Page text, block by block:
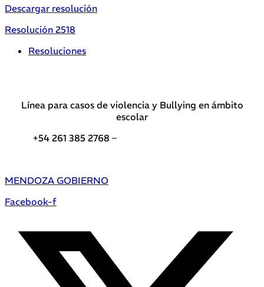
Descargar resolución
Resolución 2518
Resoluciones
Línea para casos de violencia y Bullying en ámbito
escolar
+54 261 385 2768 –
MENDOZA GOBIERNO
Facebook-f